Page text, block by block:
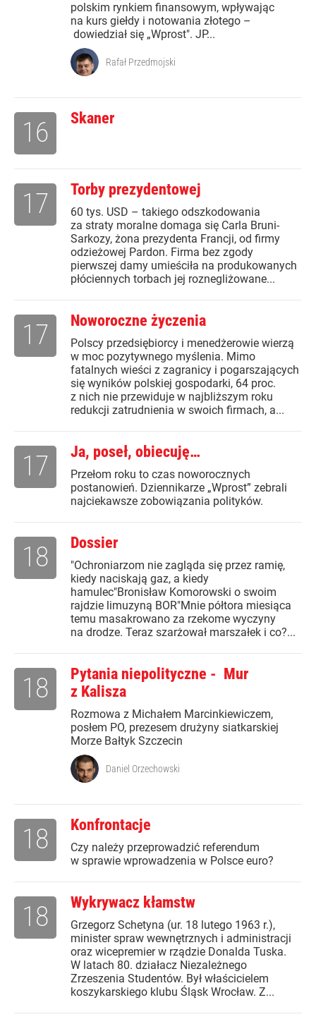
polskim rynkiem finansowym, wpływając
na kurs giełdy i notowania złotego –
dowiedział się „Wprost". JP...
Rafał Przedmojski
Skaner
16
Torby prezydentowej
60 tys. USD – takiego odszkodowania
za straty moralne domaga się Carla Bruni-
Sarkozy, żona prezydenta Francji, od firmy
odzieżowej Pardon. Firma bez zgody
pierwszej damy umieściła na produkowanych
płóciennych torbach jej roznegliżowane...
17
Noworoczne życzenia
Polscy przedsiębiorcy i menedżerowie wierzą
w moc pozytywnego myślenia. Mimo
fatalnych wieści z zagranicy i pogarszających
się wyników polskiej gospodarki, 64 proc.
z nich nie przewiduje w najbliższym roku
redukcji zatrudnienia w swoich firmach, a...
17
Ja, poseł, obiecuję…
Przełom roku to czas noworocznych
postanowień. Dziennikarze „Wprost” zebrali
najciekawsze zobowiązania polityków.
17
Dossier
"Ochroniarzom nie zagląda się przez ramię,
kiedy naciskają gaz, a kiedy
hamulec"Bronisław Komorowski o swoim
rajdzie limuzyną BOR"Mnie półtora miesiąca
temu masakrowano za rzekome wyczyny
na drodze. Teraz szarżował marszałek i co?...
18
Pytania niepolityczne - Mur
z Kalisza
Rozmowa z Michałem Marcinkiewiczem,
posłem PO, prezesem drużyny siatkarskiej
Morze Bałtyk Szczecin
18
Daniel Orzechowski
Konfrontacje
Czy należy przeprowadzić referendum
w sprawie wprowadzenia w Polsce euro?
18
Wykrywacz kłamstw
Grzegorz Schetyna (ur. 18 lutego 1963 r.),
minister spraw wewnętrznych i administracji
oraz wicepremier w rządzie Donalda Tuska.
W latach 80. działacz Niezależnego
Zrzeszenia Studentów. Był właścicielem
koszykarskiego klubu Śląsk Wrocław. Z...
18